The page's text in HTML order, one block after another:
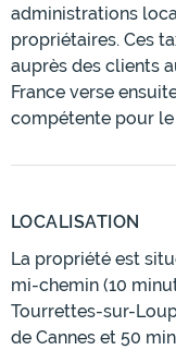
administrations
propriétaires. Ces
auprès des clients
France verse
compétente pour
LOCALISATION
La propriété est
mi-chemin (10
Tourrettes-sur-
de Cannes et 50